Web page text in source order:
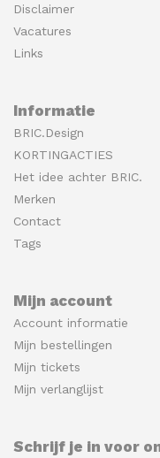
Disclaimer
Vacatures
Links
Informatie
BRIC.Design
KORTINGACTIES
Het idee achter BRIC.
Merken
Contact
Tags
Mijn account
Account informatie
Mijn bestellingen
Mijn tickets
Mijn verlanglijst
Schrijf je in voor